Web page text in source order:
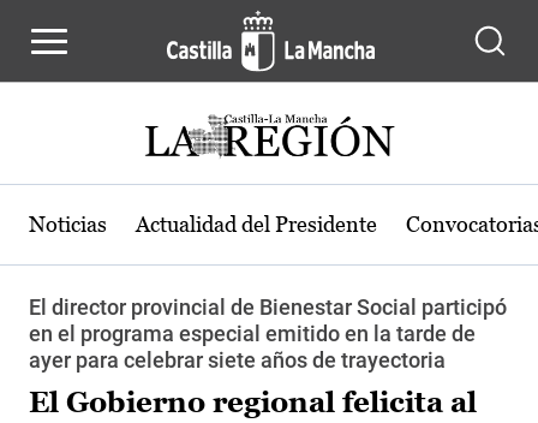
Noticias Actualidad del Presidente
El director provincial de Bienestar Social participó
en el programa especial emitido en la tarde de
ayer para celebrar siete años de trayectoria
El Gobierno regional felicita al